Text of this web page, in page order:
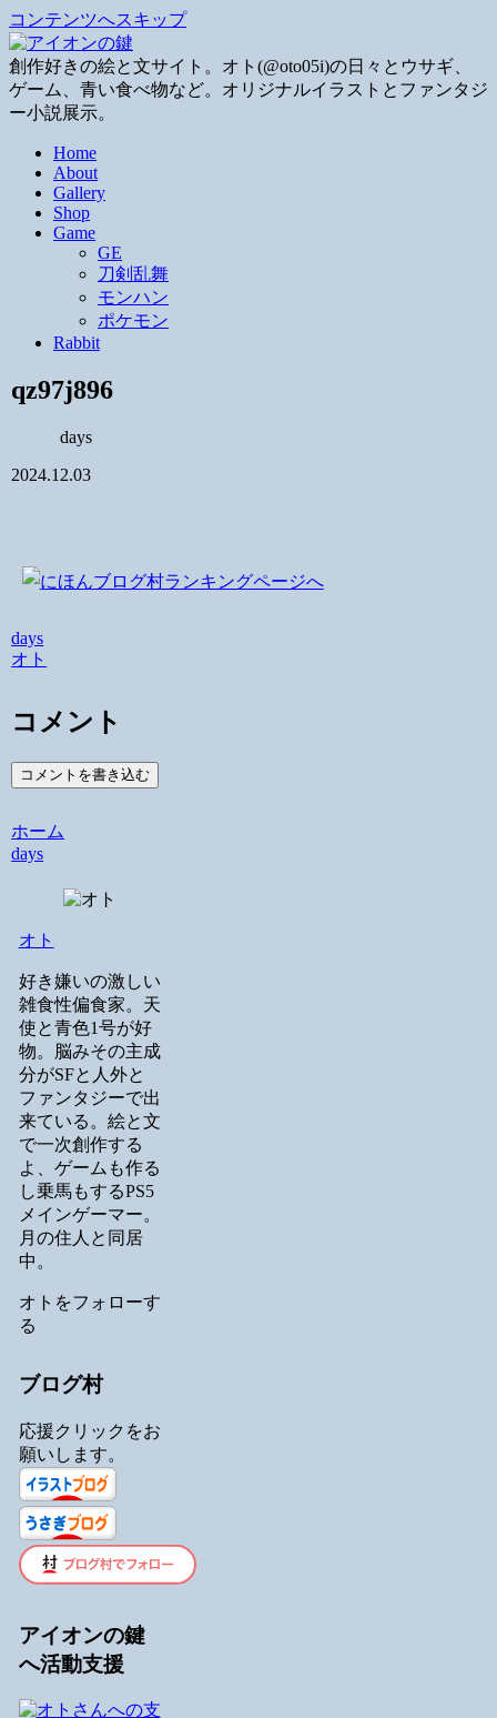
コンテンツへスキップ
創作好きの絵と文サイト。オト(@oto05i)の日々とウサギ、
ゲーム、青い食べ物など。オリジナルイラストとファンタジ
ー小説展示。
Home
About
Gallery
Shop
Game
GE
刀剣乱舞
モンハン
ポケモン
Rabbit
qz97j896
days
2024.12.03
days
オト
コメント
コメントを書き込む
ホーム
days
オト
好き嫌いの激しい
雑食性偏食家。天
使と青色1号が好
物。脳みその主成
分がSFと人外と
ファンタジーで出
来ている。絵と文
で一次創作する
よ、ゲームも作る
し乗馬もするPS5
メインゲーマー。
月の住人と同居
中。
オトをフォローす
る
ブログ村
応援クリックをお
願いします。
アイオンの鍵
へ活動支援